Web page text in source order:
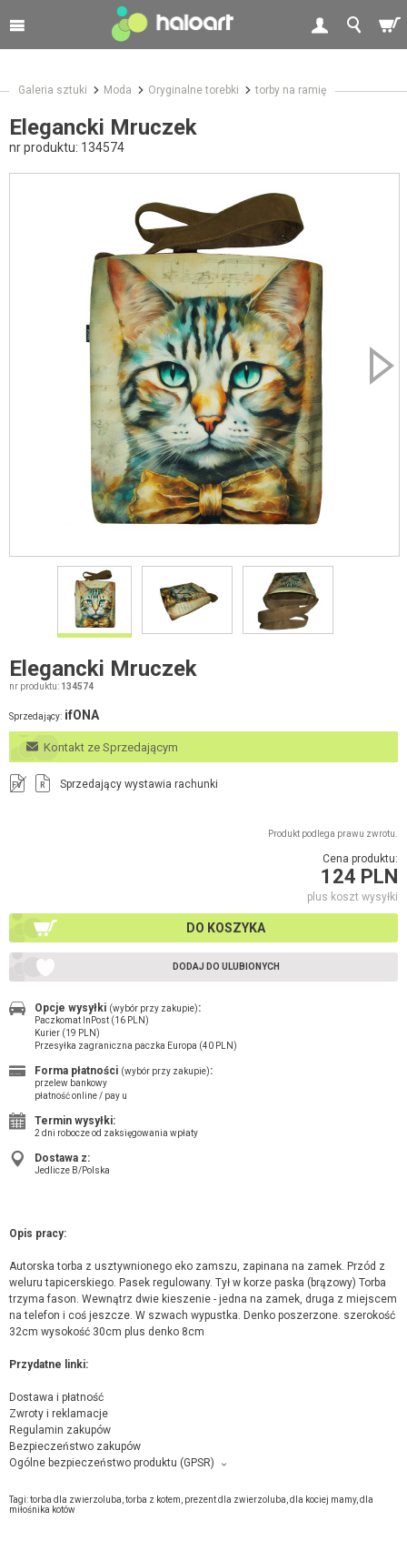
Galeria sztuki Moda Oryginalne torebki torby na ramię
Elegancki Mruczek
nr produktu: 134574
Elegancki Mruczek
nr produktu: 134574
Sprzedający: ifONA
Kontakt ze Sprzedającym
FV R Sprzedający wystawia rachunki
Produkt podlega prawu zwrotu.
Cena produktu:
124 PLN
plus koszt wysyłki
DO KOSZYKA
DODAJ DO ULUBIONYCH
Opcje wysyłki (wybór przy zakupie):
Paczkomat InPost (16 PLN)
Kurier (19 PLN)
Przesyłka zagraniczna paczka Europa (40 PLN)
Forma płatności (wybór przy zakupie):
przelew bankowy
płatność online / pay u
Termin wysyłki:
2 dni robocze od zaksięgowania wpłaty
Dostawa z:
Jedlicze B/Polska
Opis pracy:
Autorska torba z usztywnionego eko zamszu, zapinana na zamek. Przód z
weluru tapicerskiego. Pasek regulowany. Tył w korze paska (brązowy) Torba
trzyma fason. Wewnątrz dwie kieszenie - jedna na zamek, druga z miejscem
na telefon i coś jeszcze. W szwach wypustka. Denko poszerzone. szerokość
32cm wysokość 30cm plus denko 8cm
Przydatne linki:
Dostawa i płatność
Zwroty i reklamacje
Regulamin zakupów
Bezpieczeństwo zakupów
Ogólne bezpieczeństwo produktu (GPSR)
ifONA Iwona Dubińska, Bolesława Leśmiana 17, 95-073 Łódź,
kontakt ze
sprzedającym
Tagi:torba dla zwierzoluba torba z kotem prezent dla zwierzoluba dla kociej mamy, dla
miłośnika kotów